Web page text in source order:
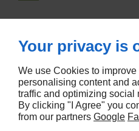
À PROPOS
Accueil
Contactez-nous
Mentions légales
Plan du site
Your privacy is
We use Cookies to
personalising content and
traffic and optimizing social
By clicking "I Agree" you
from our partners Google